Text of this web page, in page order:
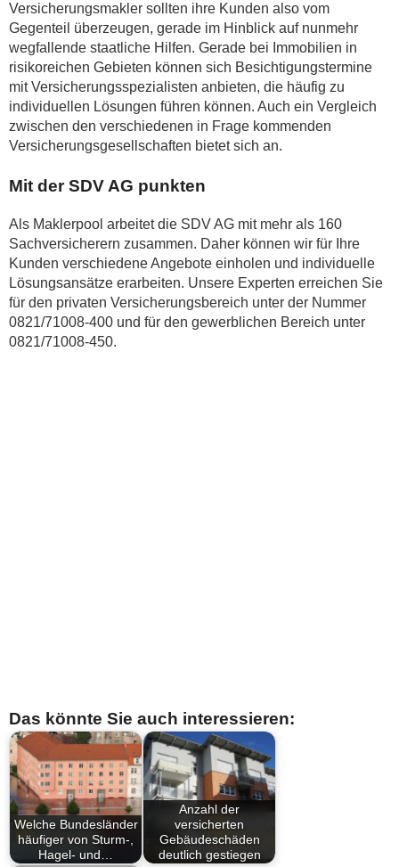
Versicherungsmakler sollten ihre Kunden also vom
Gegenteil überzeugen, gerade im Hinblick auf nunmehr
wegfallende staatliche Hilfen. Gerade bei Immobilien in
risikoreichen Gebieten können sich Besichtigungstermine
mit Versicherungsspezialisten anbieten, die häufig zu
individuellen Lösungen führen können. Auch ein Vergleich
zwischen den verschiedenen in Frage kommenden
Versicherungsgesellschaften bietet sich an.
Mit der SDV AG punkten
Als Maklerpool arbeitet die SDV AG mit mehr als 160
Sachversicherern zusammen. Daher können wir für Ihre
Kunden verschiedene Angebote einholen und individuelle
Lösungsansätze erarbeiten. Unsere Experten erreichen Sie
für den privaten Versicherungsbereich unter der Nummer
0821/71008-400 und für den gewerblichen Bereich unter
0821/71008-450.
Das könnte Sie auch interessieren:
Welche Bundesländer
häufiger von Sturm-,
Hagel- und…
Anzahl der
versicherten
Gebäudeschäden
deutlich gestiegen